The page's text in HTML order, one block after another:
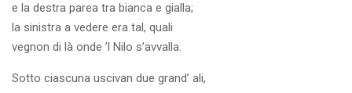
e la destra parea tra bianca e gialla;
la sinistra a vedere era tal, quali
vegnon di là onde ’l Nilo s’avvalla.
Sotto ciascuna uscivan due grand’ ali,